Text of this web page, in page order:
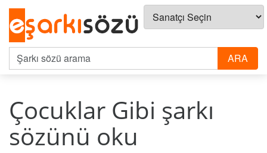
Çocuklar Gibi şarkı
sözünü oku